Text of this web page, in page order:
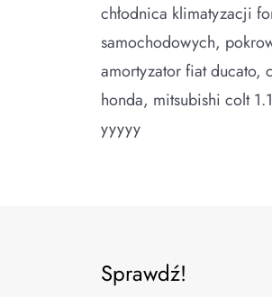
chłodnica klimatyzacji
samochodowych,
amortyzator fiat ducato,
honda, mitsubishi colt
yyyyy
Sprawdź!